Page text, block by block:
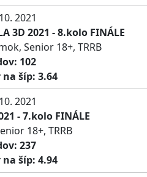
2021
3D 2021 - 8.kolo FINÁLE
Senior 18+, TRRB
102
šíp: 3.64
2021
- 7.kolo FINÁLE
18+, TRRB
237
šíp: 4.94